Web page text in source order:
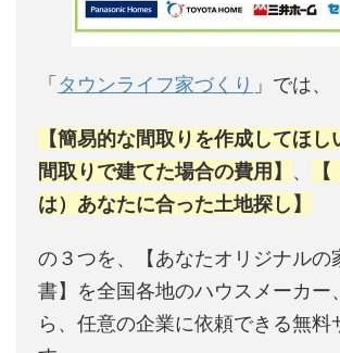
「タウンライフ家づくり 」では、
【簡易的な間取りを作成してほし
間取りで建てた場合の費用】 、
は）あなたに合った土地探し】
の３つを、【あなたオリジナルの
書】を全国各地のハウスメーカー
ら、任意の企業に依頼できる無料